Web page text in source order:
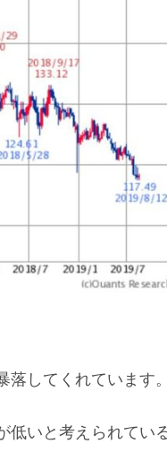
してくれています。
いと考えられてい